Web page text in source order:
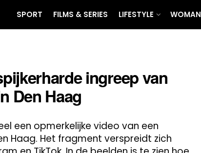
SPORT FILMS & SERIES LIFESTYLE WOMAN
ingreep van
Den Haag
een opmerkelijke video van een
Haag. Het fragment verspreidt zich